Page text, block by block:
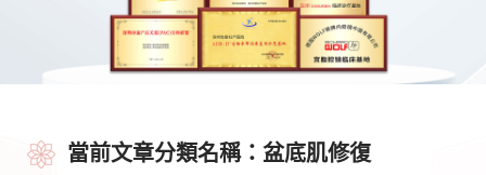
當前文章分類名稱：盆底肌修復